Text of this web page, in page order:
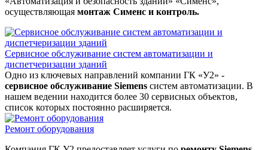
осуществляющая монтаж Сименс и контроль.
Сервисное обслуживание систем автоматизации и
диспетчеризации зданий
Одно из ключевых направлений компании ГК «У2» -
сервисное обслуживание Siemens систем автоматизации. В
нашем ведении находится более 30 сервисных объектов,
список которых постоянно расширяется.
Ремонт оборудования